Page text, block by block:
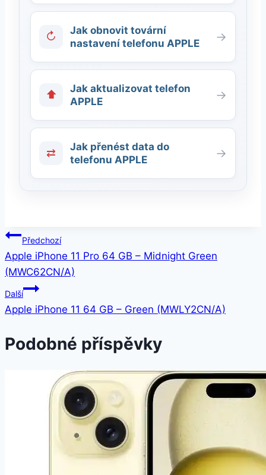
↻
Jak obnovit tovární
nastavení telefonu APPLE
→
⬆
Jak aktualizovat telefon
APPLE
→
⇄
Jak přenést data do
telefonu APPLE
→
Navigace
pro
příspěvek
Předchozí
Apple iPhone 11 Pro 64 GB – Midnight Green
(MWC62CN/A)
Další
Apple iPhone 11 64 GB – Green (MWLY2CN/A)
Podobné příspěvky